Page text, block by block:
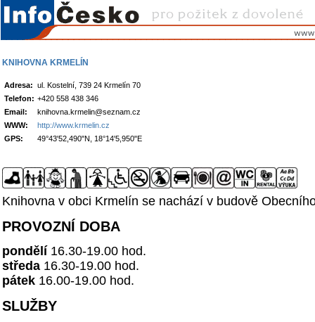
KNIHOVNA KRMELÍN
Adresa: ul. Kostelní, 739 24 Krmelín 70
Telefon: +420 558 438 346
Email:
knihovna.krmelin@seznam.cz
WWW:
http://www.krmelin.cz
GPS:
49°43'52,490"N, 18°14'5,950"E
Knihovna v obci Krmelín se nachází v budově
PROVOZNÍ DOBA
pondělí16.30-19.00 hod.
středa 16.30-19.00 hod.
pátek 16.00-19.00 hod.
SLUŽBY